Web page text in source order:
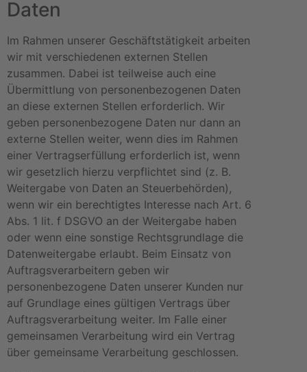
Daten
Im Rahmen unserer Geschäftstätigkeit arbeiten
wir mit verschiedenen externen Stellen
zusammen. Dabei ist teilweise auch eine
Übermittlung von personenbezogenen Daten
an diese externen Stellen erforderlich. Wir
geben personenbezogene Daten nur dann an
externe Stellen weiter, wenn dies im Rahmen
einer Vertragserfüllung erforderlich ist, wenn
wir gesetzlich hierzu verpflichtet sind (z. B.
Weitergabe von Daten an Steuerbehörden),
wenn wir ein berechtigtes Interesse nach Art. 6
Abs. 1 lit. f DSGVO an der Weitergabe haben
oder wenn eine sonstige Rechtsgrundlage die
Datenweitergabe erlaubt. Beim Einsatz von
Auftragsverarbeitern geben wir
personenbezogene Daten unserer Kunden nur
auf Grundlage eines gültigen Vertrags über
Auftragsverarbeitung weiter. Im Falle einer
gemeinsamen Verarbeitung wird ein Vertrag
über gemeinsame Verarbeitung geschlossen.